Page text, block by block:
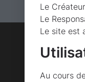
Le
Le
Le site est
Au cours